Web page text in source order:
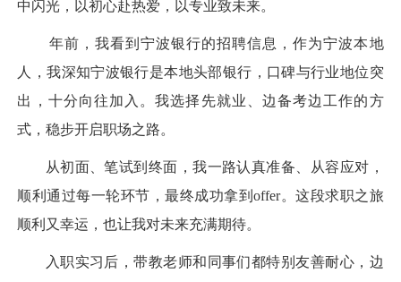
中闪光，以初心赴热爱，以专业致未来。
年前，我看到宁波银行的招聘信息，作为宁波本地
人，我深知宁波银行是本地头部银行，口碑与行业地位突
出，十分向往加入。我选择先就业、边备考边工作的方
式，稳步开启职场之路。
从初面、笔试到终面，我一路认真准备、从容应对，
顺利通过每一轮环节，最终成功拿到offer。这段求职之旅
顺利又幸运，也让我对未来充满期待。
入职实习后，带教老师和同事们都特别友善耐心，边